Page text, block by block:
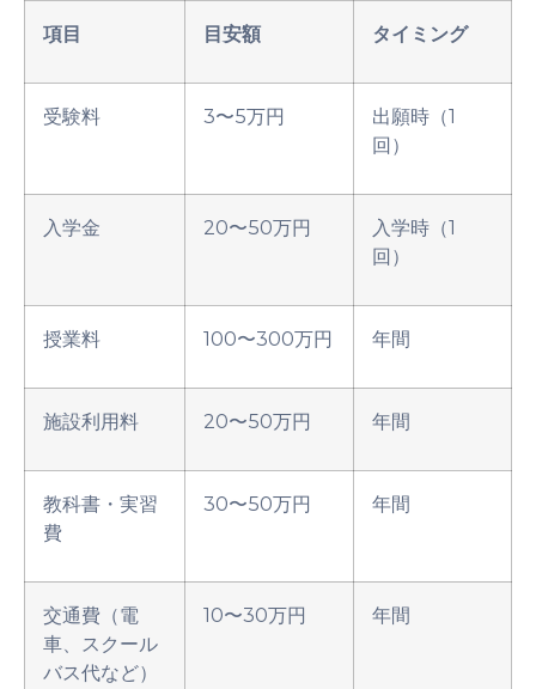
項目 目安額 タイミング
受験料 3〜5万円
出願時（1
回）
入学金 20〜50万円
入学時（1
回）
授業料 100〜300万円 年間
施設利用料 20〜50万円 年間
教科書・実習
費
30〜50万円 年間
交通費（電
車、スクール
バス代など）
10〜30万円 年間